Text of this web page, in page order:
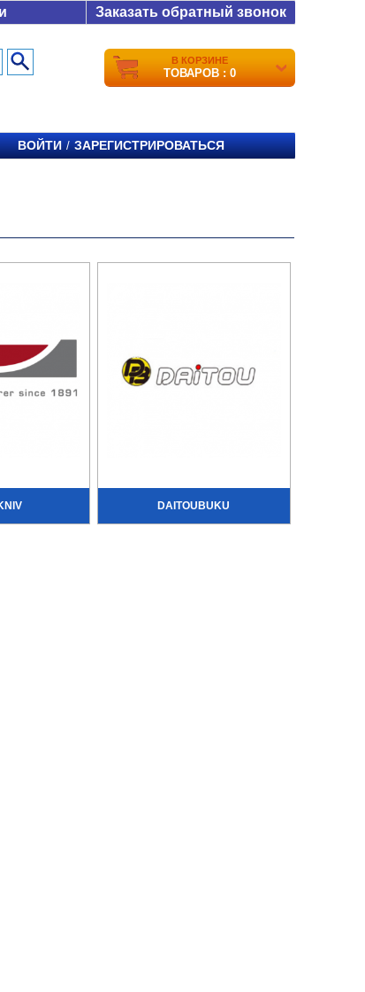
Заказать обратный звонок
В КОРЗИНЕ
ТОВАРОВ : 0
ВОЙТИ / ЗАРЕГИСТРИРОВАТЬСЯ
DAITOUBUKU